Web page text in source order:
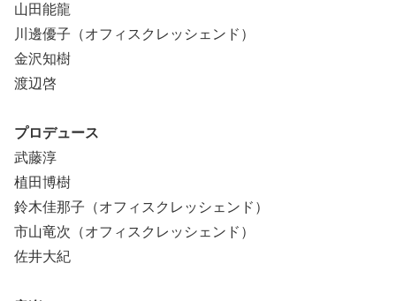
山田能龍
川邊優子（オフィスクレッシェンド）
金沢知樹
渡辺啓
プロデュース
武藤淳
植田博樹
鈴木佳那子（オフィスクレッシェンド）
市山竜次（オフィスクレッシェンド）
佐井大紀